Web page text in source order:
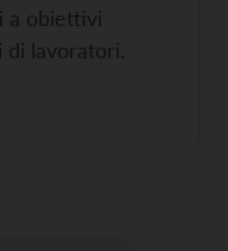
a obiettivi
di lavoratori.